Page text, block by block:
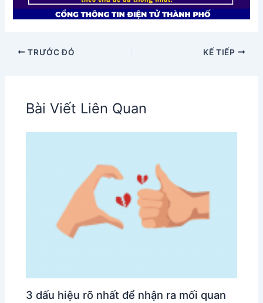
TRƯỚC ĐÓ KẾ TIẾP
Bài Viết Liên Quan
3 dấu hiệu rõ nhất để nhận ra mối quan